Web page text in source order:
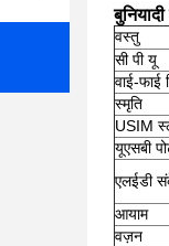
बुनियादी
वस्तु
सी पी यू
वाई-फाई
स्मृति
USIM
यूएसबी
एलईडी
आयाम
वज़न